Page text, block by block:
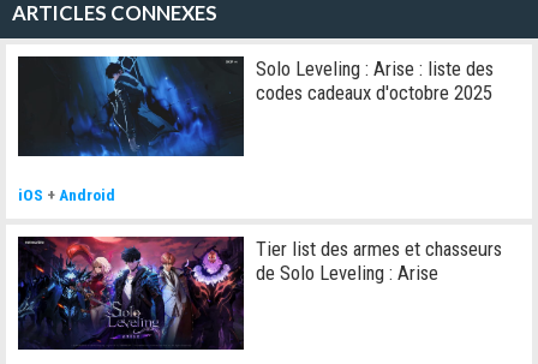
ARTICLES CONNEXES
Solo Leveling : Arise : liste des
codes cadeaux d'octobre 2025
iOS +Android
Tier list des armes et chasseurs
de Solo Leveling : Arise